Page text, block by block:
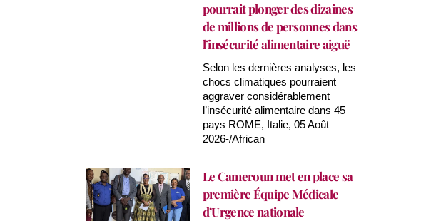
pourrait plonger des dizaines
de millions de personnes dans
l’insécurité alimentaire aiguë
Selon les dernières analyses, les
chocs climatiques pourraient
aggraver considérablement
l’insécurité alimentaire dans 45
pays ROME, Italie, 05 Août
2026-/African
Le Cameroun met en place sa
première Équipe Médicale
d’Urgence nationale